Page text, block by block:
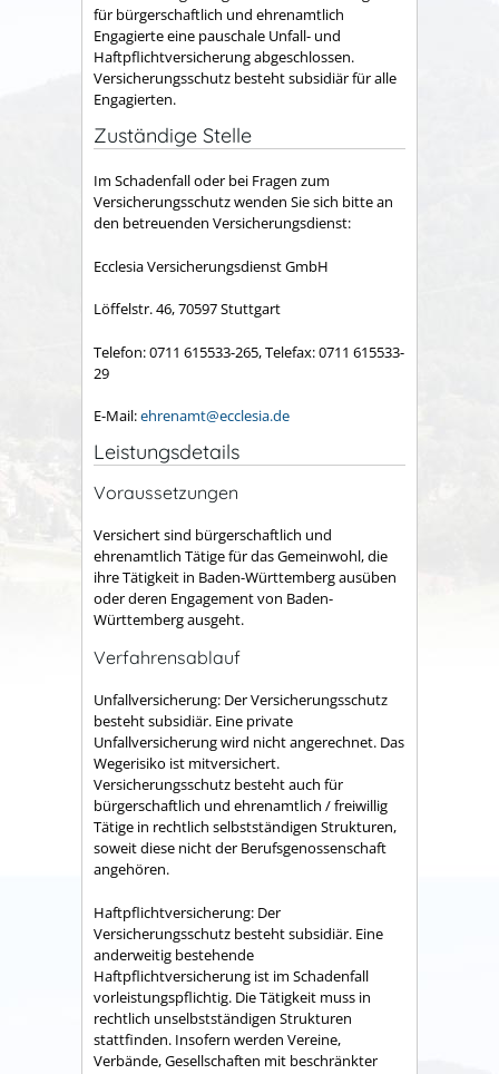
für bürgerschaftlich und ehrenamtlich
Engagierte eine pauschale Unfall- und
Haftpflichtversicherung abgeschlossen.
Versicherungsschutz besteht subsidiär für alle
Engagierten.
Zuständige Stelle
Im Schadenfall oder bei Fragen zum
Versicherungsschutz wenden Sie sich bitte an
den betreuenden Versicherungsdienst:
Ecclesia Versicherungsdienst GmbH
Löffelstr. 46, 70597 Stuttgart
Telefon: 0711 615533-265, Telefax: 0711 615533-
29
E-Mail:ehrenamt@ecclesia.de
Leistungsdetails
Voraussetzungen
Versichert sind bürgerschaftlich und
ehrenamtlich Tätige für das Gemeinwohl, die
ihre Tätigkeit in Baden-Württemberg ausüben
oder deren Engagement von Baden-
Württemberg ausgeht.
Verfahrensablauf
Unfallversicherung: Der Versicherungsschutz
besteht subsidiär. Eine private
Unfallversicherung wird nicht angerechnet. Das
Wegerisiko ist mitversichert.
Versicherungsschutz besteht auch für
bürgerschaftlich und ehrenamtlich / freiwillig
Tätige in rechtlich selbstständigen Strukturen,
soweit diese nicht der Berufsgenossenschaft
angehören.
Haftpflichtversicherung: Der
Versicherungsschutz besteht subsidiär. Eine
anderweitig bestehende
Haftpflichtversicherung ist im Schadenfall
vorleistungspflichtig. Die Tätigkeit muss in
rechtlich unselbstständigen Strukturen
stattfinden. Insofern werden Vereine,
Verbände, Gesellschaften mit beschränkter